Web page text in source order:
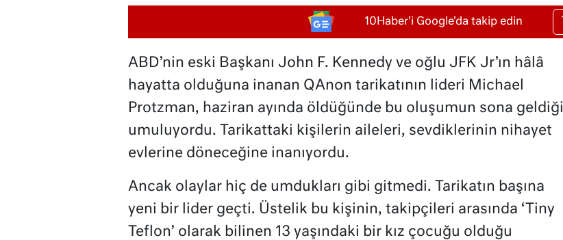
10Haber'i Google'da takip edin
ABD’nin eski Başkanı John F. Kennedy ve oğlu JFK Jr’ın hâlâ
hayatta olduğuna inanan QAnon tarikatının lideri Michael
Protzman, haziran ayında öldüğünde bu oluşumun sona geldiği
umuluyordu. Tarikattaki kişilerin aileleri, sevdiklerinin nihayet
evlerine döneceğine inanıyordu.
Ancak olaylar hiç de umdukları gibi gitmedi. Tarikatın başına
yeni bir lider geçti. Üstelik bu kişinin, takipçileri arasında ‘Tiny
Teflon’ olarak bilinen 13 yaşındaki bir kız çocuğu olduğu